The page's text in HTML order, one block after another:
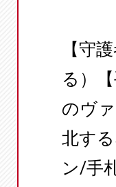
【守
る）
のヴ
北す
ン/手